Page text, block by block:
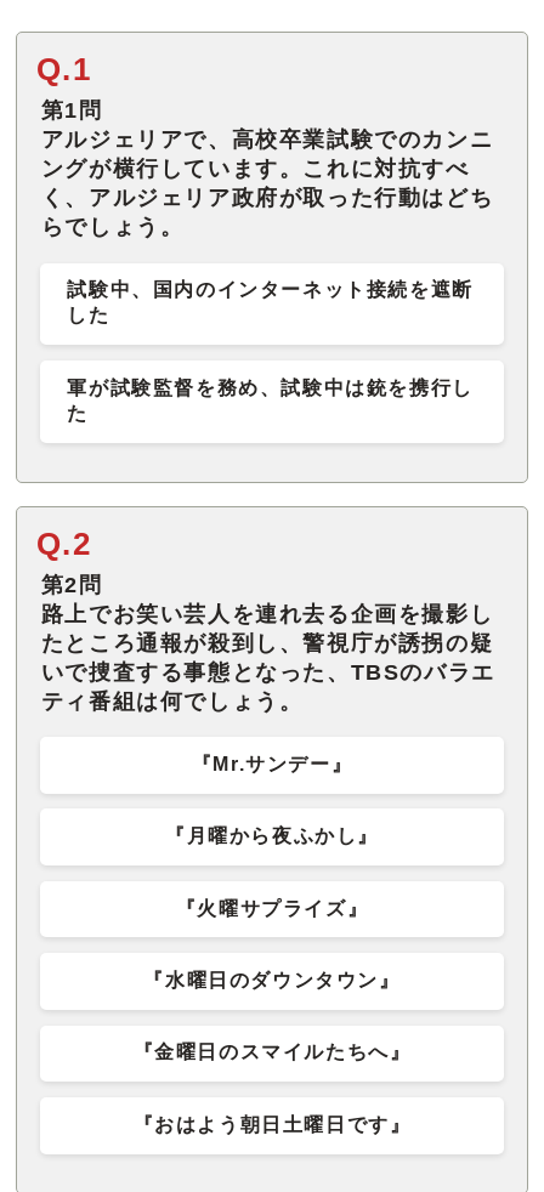
Q.1
第1問
アルジェリアで、高校卒業試験でのカンニ
ングが横行しています。これに対抗すべ
く、アルジェリア政府が取った行動はどち
らでしょう。
試験中、国内のインターネット接続を遮断
した
軍が試験監督を務め、試験中は銃を携行し
た
Q.2
第2問
路上でお笑い芸人を連れ去る企画を撮影し
たところ通報が殺到し、警視庁が誘拐の疑
いで捜査する事態となった、TBSのバラエ
ティ番組は何でしょう。
『Mr.サンデー』
『月曜から夜ふかし』
『火曜サプライズ』
『水曜日のダウンタウン』
『金曜日のスマイルたちへ』
『おはよう朝日土曜日です』